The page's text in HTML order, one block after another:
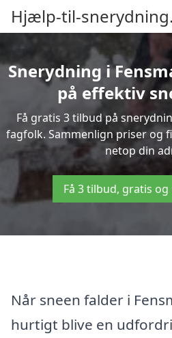
Hjælp-til-
Snerydning i
på effektiv
Få gratis 3 tilbud på
fagfolk. Sammenlign priser og
netop din
Få 3 tilbud, gratis
Når sneen falder i
hurtigt blive en